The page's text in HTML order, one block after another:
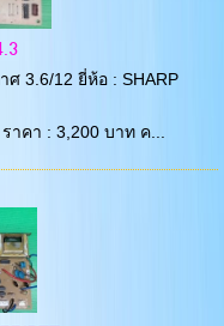
ศ 3.6/12 ยี่ห้อ : SHARP
าคา : 3,200 บาท ค...